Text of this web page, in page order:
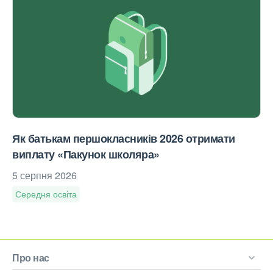
Як батькам першокласників 2026 отримати
виплату «Пакунок школяра»
5 серпня 2026
Середня освіта
Про нас